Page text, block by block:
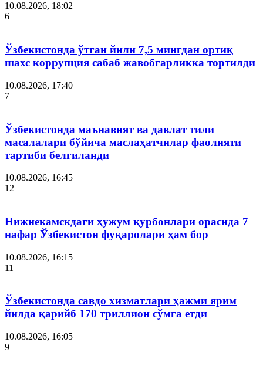
10.08.2026, 18:02
6
Ўзбекистонда ўтган йили 7,5 мингдан ортиқ
шахс коррупция сабаб жавобгарликка тортилди
10.08.2026, 17:40
7
Ўзбекистонда маънавият ва давлат тили
масалалари бўйича маслаҳатчилар фаолияти
тартиби белгиланди
10.08.2026, 16:45
12
Нижнекамскдаги ҳужум қурбонлари орасида 7
нафар Ўзбекистон фуқаролари ҳам бор
10.08.2026, 16:15
11
Ўзбекистонда савдо хизматлари ҳажми ярим
йилда қарийб 170 триллион сўмга етди
10.08.2026, 16:05
9